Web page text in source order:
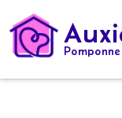
Pomponne